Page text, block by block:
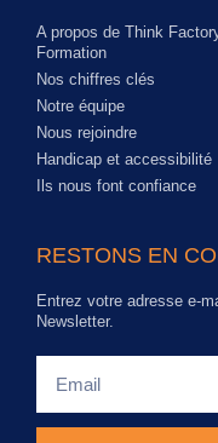
A propos de Think
Formation
Nos chiffres clés
Notre équipe
Nous rejoindre
Handicap et accessibilité
Ils nous font confiance
RESTONS EN
Entrez votre adresse e-
Newsletter.